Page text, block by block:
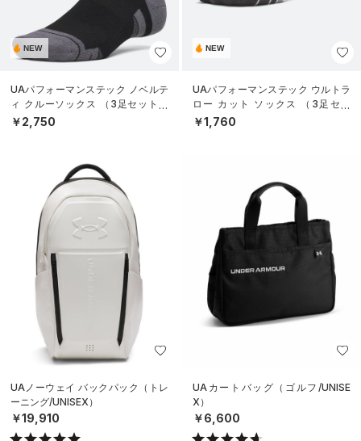
NEW
UAパフォーマンステック ノベルテ
ィ クルーソックス （3足セット）
（トレーニング/UNISEX）
￥2,750
NEW
UAパフォーマンステック ウルトラ
ロー カット ソックス （3足セッ
ト）（トレーニング/UNISEX）
￥1,760
UAノーウェイ バックパック（トレ
ーニング/UNISEX）
￥19,910
UAカートバッグ（ゴルフ/UNISE
X）
￥6,600